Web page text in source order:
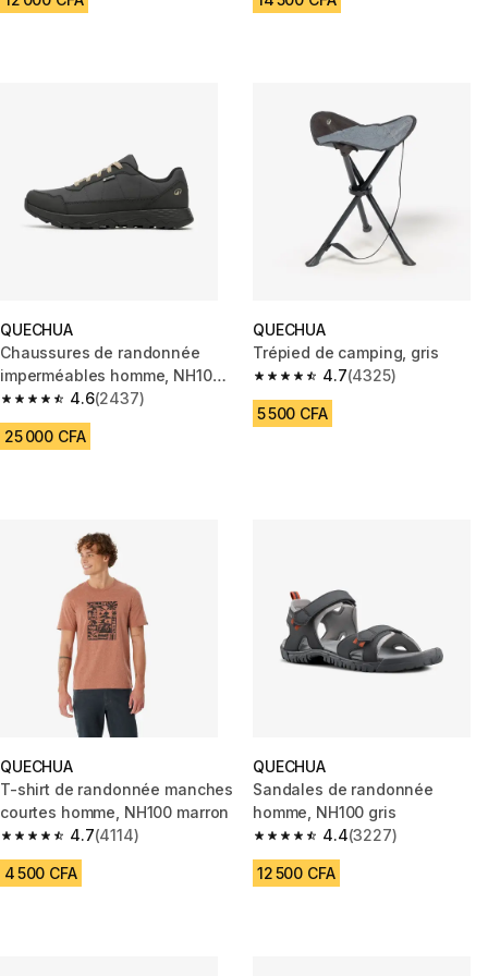
QUECHUA
Chaussures de randonnée
imperméables homme, NH100
WP gris
4.6
4.6 out of 5 stars from 2437 reviews
(2437)
25 000 CFA
QUECHUA
Trépied de camping, gris
4.7
4.7 out of 5 stars from 4325
(4325)
5 500 CFA
QUECHUA
T-shirt de randonnée manches
courtes homme, NH100 marron
4.7
4.7 out of 5 stars from 4114 reviews
(4114)
4 500 CFA
QUECHUA
Sandales de randonnée
homme, NH100 gris
4.4
4.4 out of 5 stars from 3227
(3227)
12 500 CFA